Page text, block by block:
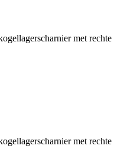
met rechte
met rechte